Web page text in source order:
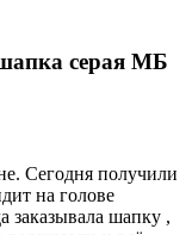
серая МБ
Сегодня получили
на голове
заказывала шапку ,